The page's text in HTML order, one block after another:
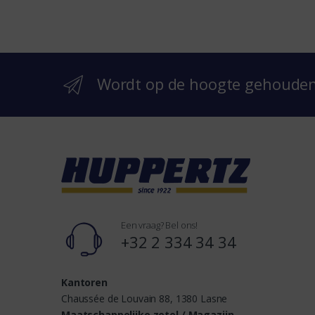
r
n
Wordt op de hoogte
Een vraag? Bel ons!
+32 2 334 34 34
Kantoren
Chaussée de Louvain 88, 1380 Lasne